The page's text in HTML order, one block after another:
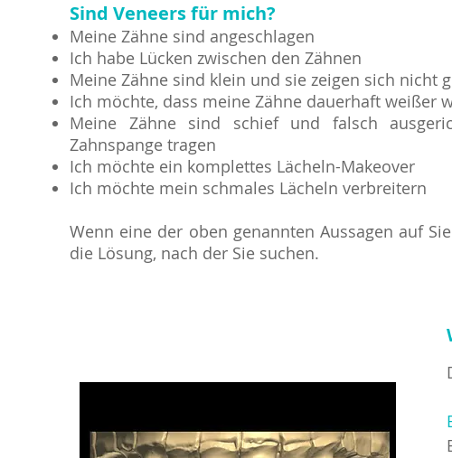
Sind Veneers für mich?
Meine Zähne sind angeschlagen
Ich habe Lücken zwischen den Zähnen
Meine Zähne sind klein und sie zeigen sich nicht
Ich möchte, dass meine Zähne dauerhaft weißer
Meine Zähne sind schief und falsch
Zahnspange tragen
Ich möchte ein komplettes Lächeln-Makeover
Ich möchte mein schmales Lächeln verbreitern
Wenn eine der oben genannten Aussagen auf
die Lösung, nach der Sie suchen.